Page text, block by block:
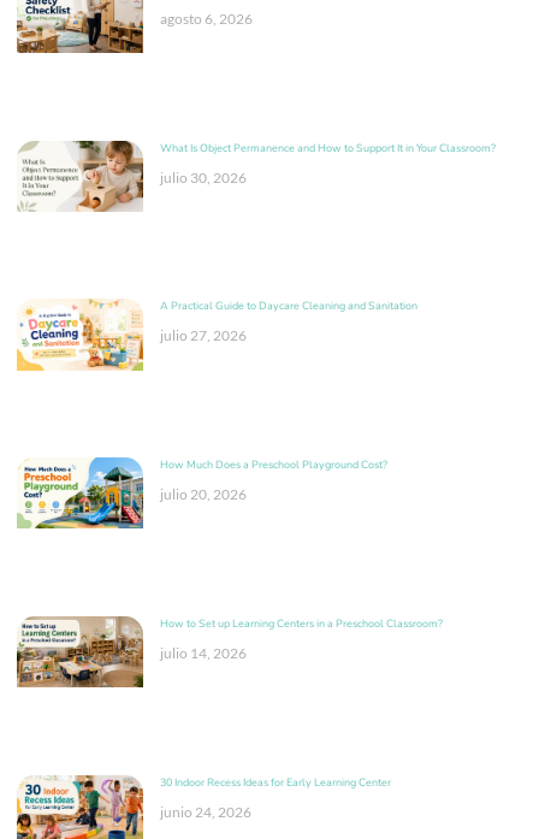
agosto 6, 2026
What Is Object Permanence and How to Support It in Your Classroom?
julio 30, 2026
A Practical Guide to Daycare Cleaning and Sanitation
julio 27, 2026
How Much Does a Preschool Playground Cost?
julio 20, 2026
How to Set up Learning Centers in a Preschool Classroom?
julio 14, 2026
30 Indoor Recess Ideas for Early Learning Center
junio 24, 2026